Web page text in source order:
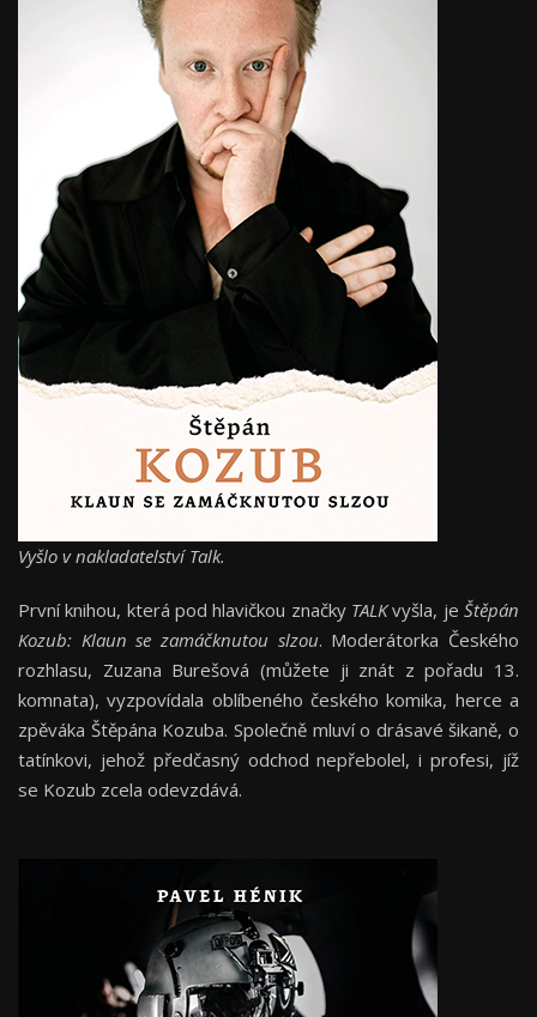
Vyšlo v nakladatelství Talk.
První knihou, která pod hlavičkou značky TALKvyšla, jeŠtěpán
Kozub: Klaun se zamáčknutou slzou. Moderátorka Českého
rozhlasu, Zuzana Burešová (můžete ji znát z pořadu 13.
komnata), vyzpovídala oblíbeného českého komika, herce a
zpěváka Štěpána Kozuba. Společně mluví o drásavé šikaně, o
tatínkovi, jehož předčasný odchod nepřebolel, i profesi, jíž
se Kozub zcela odevzdává.